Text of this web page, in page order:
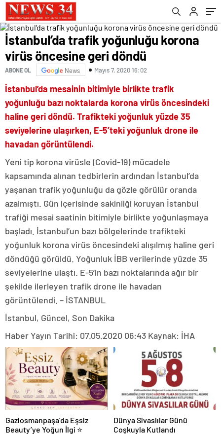
İstanbul’da trafik yoğunluğu korona
virüs öncesine geri döndü
ABONE OL News Mayıs 7, 2020 16:02
İstanbul’da mesainin bitimiyle birlikte trafik
yoğunluğu bazı noktalarda korona virüs öncesindeki
haline geri döndü. Trafikteki yoğunluk yüzde 35
seviyelerine ulaşırken, E-5’teki yoğunluk drone ile
havadan görüntülendi.
Yeni tip korona virüsle (Covid-19) mücadele
kapsamında alınan tedbirlerin ardından İstanbul’da
yaşanan trafik yoğunluğu da gözle görülür oranda
azalmıştı. Gün içerisinde sakinliği koruyan İstanbul
trafiği mesai saatinin bitimiyle birlikte yoğunlaşmaya
başladı. İstanbul’un bazı bölgelerinde trafikteki
yoğunluk korona virüs öncesindeki alışılmış haline geri
döndüğü görüldü. Yoğunluk İBB verilerinde yüzde 35
seviyelerine ulaştı. E-5’in bazı noktalarında ağır bir
şekilde ilerleyen trafik drone ile havadan
görüntülendi. – İSTANBUL
İstanbul, Güncel, Son Dakika
Haber Yayın Tarihi: 07.05.2020 06:43 Kaynak: İHA
Gaziosmanpaşa’da Eşsiz
Beauty’ye Yoğun İlgi ⭐
Dünya Sivaslılar Günü
Coşkuyla Kutlandı